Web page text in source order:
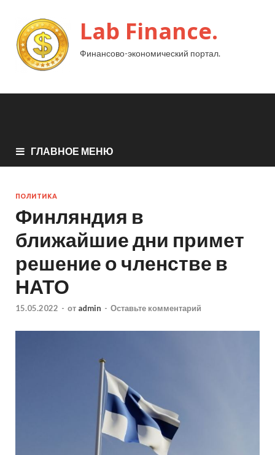
Lab Finance.
Финансово-экономический портал.
ГЛАВНОЕ МЕНЮ
ПОЛИТИКА
Финляндия в
ближайшие дни примет
решение о членстве в
НАТО
15.05.2022 - от admin - Оставьте комментарий